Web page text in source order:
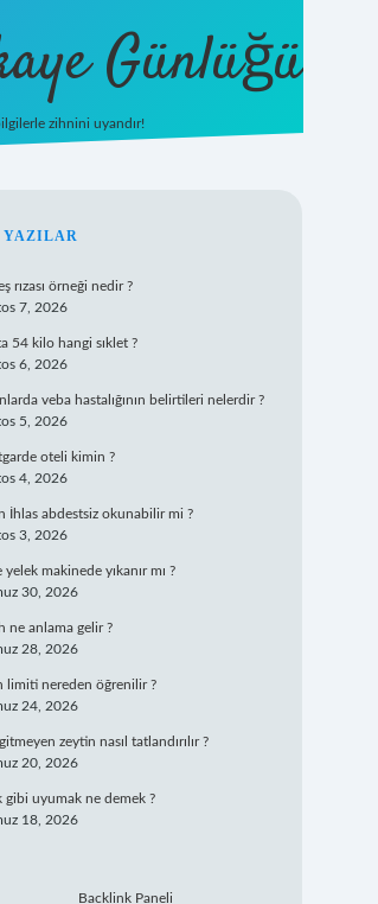
Günlüğü
zihnini uyandır!
YAZILAR
rızası örneği nedir ?
7, 2026
54 kilo hangi sıklet ?
6, 2026
veba hastalığının belirtileri nelerdir ?
5, 2026
oteli kimin ?
4, 2026
İhlas abdestsiz okunabilir mi ?
3, 2026
yelek makinede yıkanır mı ?
30, 2026
ne anlama gelir ?
28, 2026
limiti nereden öğrenilir ?
24, 2026
gitmeyen zeytin nasıl tatlandırılır ?
20, 2026
gibi uyumak ne demek ?
18, 2026